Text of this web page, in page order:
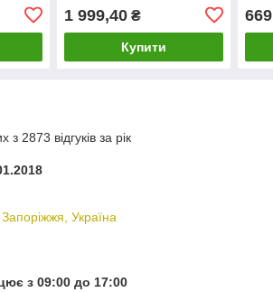
(комплект)
1 999,40₴
Купити
з 2873 відгуків за рік
Україна
з 09:00 до 17:00